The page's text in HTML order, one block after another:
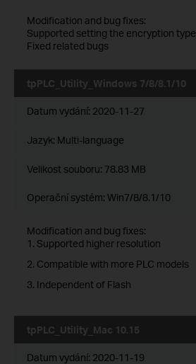
Modification and bug fixes:
Supported setting the encryption type
Fixed related bugs
tpPLC_Utility_Windows 7/8/8.1/10
Datum vydání: 2020-11-27
Jazyk: Multi-language
Velikost souboru: 78.83 MB
Operační systém: Win7/8/8.1/10
Modification and bug fixes:
1. Supported higher resolution
2. Compatible with more PLC models
3. Independent of Flash
tpPLC_Utility_Mac 10.15
Datum vydání: 2020-11-19